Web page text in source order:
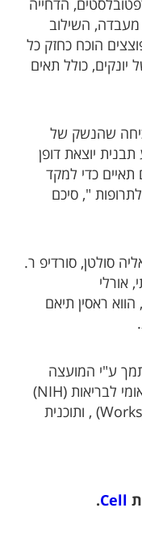
הדחייה
מעבדה, השילוב
הוכח כחזק כל
כולל תאים
שהנשק של
יוצאת דופן
כדי למקד
לתרופות ", סיכם
סולטן, סורדיפ ר.
אורלי
הווא ראסין תיאם
מספר 948476) נתמך ע"י המועצה
האירופית למחקר (ERC), המכון הלאומי לבריאות (NIH)
מענק מספר (Workspace35GM138061) , ותוכנית
Cell
.